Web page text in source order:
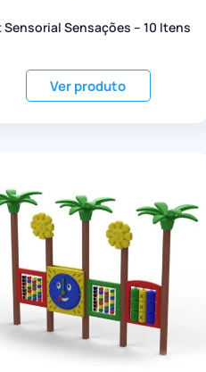
Sensorial Sensações – 10 Itens
Ver produto